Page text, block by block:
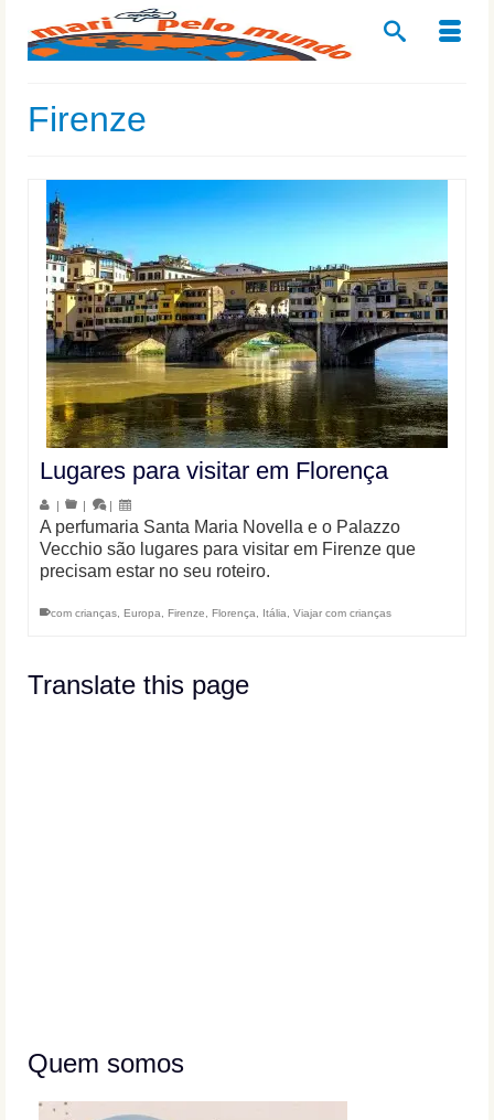
Firenze
Lugares para visitar em Florença
| | |
A perfumaria Santa Maria Novella e o Palazzo
Vecchio são lugares para visitar em Firenze que
precisam estar no seu roteiro.
com crianças Europa Firenze Florença Itália Viajar com crianças
Translate this page
Quem somos